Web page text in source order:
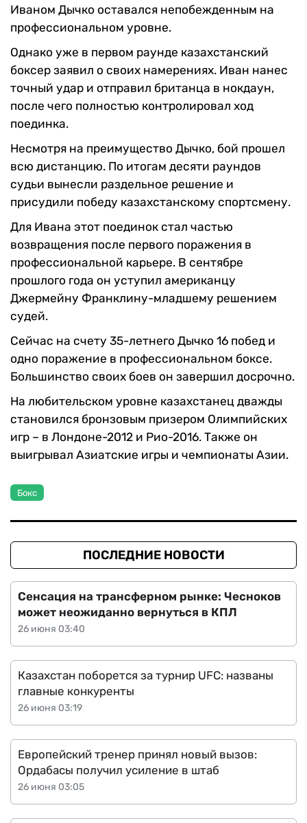
Иваном Дычко оставался непобежденным на
профессиональном уровне.
Однако уже в первом раунде казахстанский
боксер заявил о своих намерениях. Иван нанес
точный удар и отправил британца в нокдаун,
после чего полностью контролировал ход
поединка.
Несмотря на преимущество Дычко, бой прошел
всю дистанцию. По итогам десяти раундов
судьи вынесли раздельное решение и
присудили победу казахстанскому спортсмену.
Для Ивана этот поединок стал частью
возвращения после первого поражения в
профессиональной карьере. В сентябре
прошлого года он уступил американцу
Джермейну Франклину-младшему решением
судей.
Сейчас на счету 35-летнего Дычко 16 побед и
одно поражение в профессиональном боксе.
Большинство своих боев он завершил досрочно.
На любительском уровне казахстанец дважды
становился бронзовым призером Олимпийских
игр – в Лондоне-2012 и Рио-2016. Также он
выигрывал Азиатские игры и чемпионаты Азии.
Бокс
ПОСЛЕДНИЕ НОВОСТИ
26 июня 03:40
Сенсация на трансферном рынке: Чесноков
может неожиданно вернуться в КПЛ
26 июня 03:19
Казахстан поборется за турнир UFC: названы
главные конкуренты
26 июня 03:05
Европейский тренер принял новый вызов:
Ордабасы получил усиление в штаб